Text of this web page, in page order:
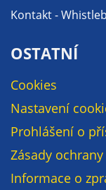
Kontakt -
OSTATNÍ
Cookies
Nastavení
Prohlášení o
Zásady
Informace o